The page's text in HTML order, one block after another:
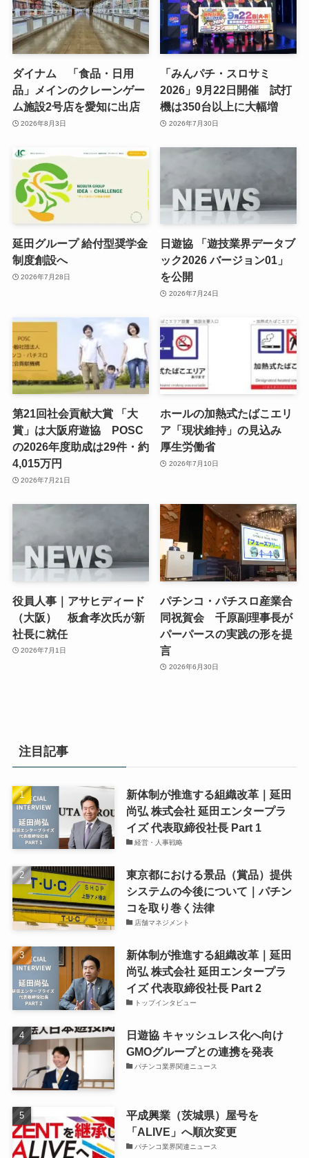
ダイナム 「食品・日用
品」メインのクレーンゲー
ム施設2号店を愛知に出店
2026年8月3日
「みんパチ・スロサミ
2026」9月22日開催 試打
機は350台以上に大幅増
2026年7月30日
延田グループ 給付型奨学金
制度創設へ
2026年7月28日
日遊協 「遊技業界データブ
ック2026 バージョン01」
を公開
2026年7月24日
第21回社会貢献大賞 「大
賞」は大阪府遊協 POSC
の2026年度助成は29件・約
4,015万円
2026年7月21日
ホールの加熱式たばこエリ
ア「現状維持」の見込み
厚生労働省
2026年7月10日
役員人事｜アサヒディード
（大阪） 板倉孝次氏が新
社長に就任
2026年7月1日
パチンコ・パチスロ産業合
同祝賀会 千原副理事長が
パーパースの実践の形を提
言
2026年6月30日
注目記事
新体制が推進する組織改革｜延田
尚弘 株式会社 延田エンタープラ
イズ 代表取締役社長 Part 1
経営・人事戦略
東京都における景品（賞品）提供
システムの今後について｜パチン
コを取り巻く法律
店舗マネジメント
新体制が推進する組織改革｜延田
尚弘 株式会社 延田エンタープラ
イズ 代表取締役社長 Part 2
トップインタビュー
日遊協 キャッシュレス化へ向け
GMOグループとの連携を発表
パチンコ業界関連ニュース
平成興業（茨城県）屋号を
「ALIVE」へ順次変更
パチンコ業界関連ニュース